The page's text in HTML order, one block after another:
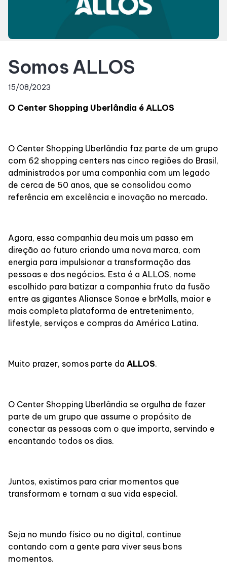
Cinema
Eventos
Lojas e Restaurantes
Alimentação
Programa de benefícios
Somos ALLOS
15/08/2023
O Center Shopping Uberlândia é ALLOS
O Center Shopping Uberlândia faz parte de um grupo
com 62 shopping centers nas cinco regiões do Brasil,
administrados por uma companhia com um legado
de cerca de 50 anos, que se consolidou como
referência em excelência e inovação no mercado.
Agora, essa companhia deu mais um passo em
direção ao futuro criando uma nova marca, com
energia para impulsionar a transformação das
pessoas e dos negócios. Esta é a ALLOS, nome
escolhido para batizar a companhia fruto da fusão
entre as gigantes Aliansce Sonae e brMalls, maior e
mais completa plataforma de entretenimento,
lifestyle, serviços e compras da América Latina.
Muito prazer, somos parte da ALLOS.
O Center Shopping Uberlândia se orgulha de fazer
parte de um grupo que assume o propósito de
conectar as pessoas com o que importa, servindo e
encantando todos os dias.
Juntos, existimos para criar momentos que
transformam e tornam a sua vida especial.
Seja no mundo físico ou no digital, continue
contando com a gente para viver seus bons
momentos.